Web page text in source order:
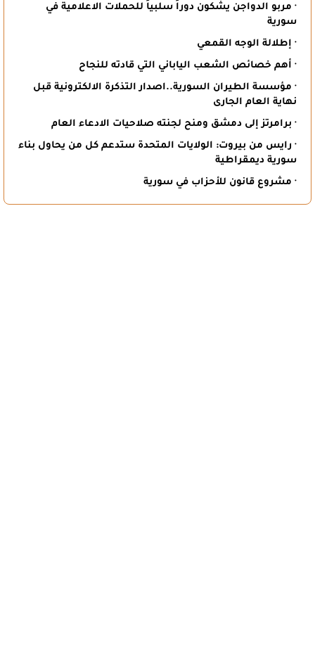
· مربو الدواجن يشكون دوراً سلبياً للحملات الاعلامية في
سورية
· إطلالة الوجه القمعي
· أهم خصائص الشعب الياباني التي قادته للنجاح
· مؤسسة الطيران السورية..اصدار التذكرة الالكترونية قبل
نهاية العام الجارى
· برامرتز إلى دمشق ومنح لجنته صلاحيات الادعاء العام
· رايس من بيروت: الولايات المتحدة ستدعم كل من يحاول بناء
سورية ديمقراطية
· مشروع قانون للأحزاب في سورية